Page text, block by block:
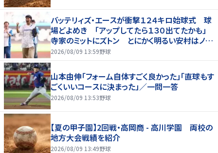
バッテリィズ・エースが衝撃１２４キロ始球式 球
場どよめき 「アップしてたら１３０出てたかも」
寺家のミットにズトン とにかく明るい安村はノー
バンならず
2026/08/09 13:59野球
山本由伸「フォーム自体すごく良かった」「直球もす
ごくいいコースに決まった」／一問一答
2026/08/09 13:53野球
【夏の甲子園】2回戦・高岡商 - 高川学園 両校の
地方大会戦績を紹介
2026/08/09 13:49野球